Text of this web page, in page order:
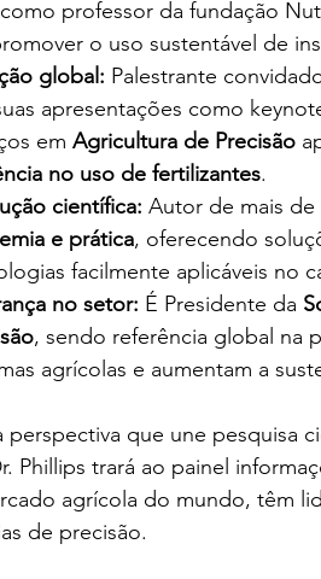
professor da fundação
o uso sustentável de
global: Palestrante
apresentações como
em Agricultura de Precisão
no uso de fertilizantes.
científica: Autor de mais de
e prática, oferecendo
facilmente aplicáveis no
no setor: É Presidente da
, sendo referência global na
agrícolas e aumentam a
perspectiva que une pesquisa
Phillips trará ao painel
agrícola do mundo, têm
de precisão.